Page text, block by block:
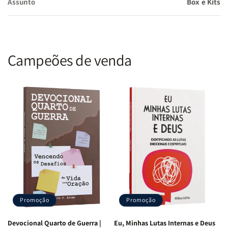
fundamentado na Palavra de Deus.
Unidade Espiritual:
oração conjunta.
Comunicação Saudável:
Aprenda a dialogar com clareza e
amor.
Resolução de Conflitos:
Enfrente desafios com sabedoria
bíblica.
Campeões de venda
Promoção
Devocional Quarto de Guerra |
Promoção
Eu, Minhas Lutas Internas e Deus